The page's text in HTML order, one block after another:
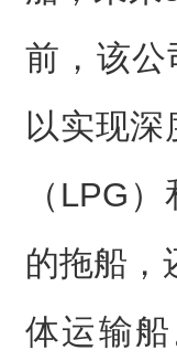
前，该公
以实现深
（LPG
的拖船，
体运输